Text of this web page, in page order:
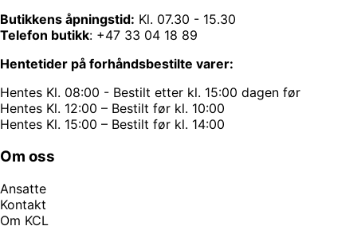
Butikkens åpningstid: Kl. 07.30 - 15.30
Telefon butikk: +47 33 04 18 89
Hentetider på forhåndsbestilte varer:
Hentes Kl. 08:00 - Bestilt etter kl. 15:00 dagen før
Hentes Kl. 12:00 – Bestilt før kl. 10:00
Hentes Kl. 15:00 – Bestilt før kl. 14:00
Om oss
Ansatte
Kontakt
Om KCL